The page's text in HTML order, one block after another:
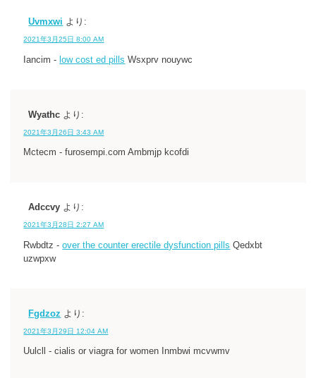
Uvmxwi より:
2021年3月25日 8:00 AM
Iancim - low cost ed pills Wsxprv nouywc
Wyathc より:
2021年3月26日 3:43 AM
Mctecm - furosempi.com Ambmjp kcofdi
Adccvy より:
2021年3月28日 2:27 AM
Rwbdtz -over the counter erectile dysfunction pills Qedxbt
uzwpxw
Fgdzoz より:
2021年3月29日 12:04 AM
Uulcll - cialis or viagra for women Inmbwi mcvwmv